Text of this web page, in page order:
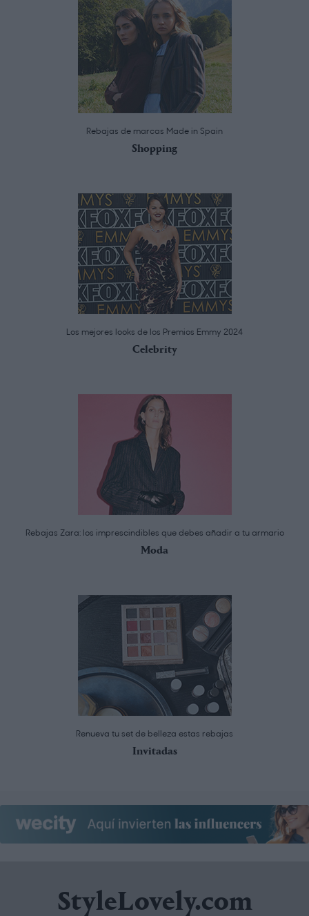
Rebajas de marcas Made in Spain
Shopping
Los mejores looks de los Premios Emmy 2024
Celebrity
Rebajas Zara: los imprescindibles que debes añadir a tu armario
Moda
Renueva tu set de belleza estas rebajas
Invitadas
StyleLovely.com